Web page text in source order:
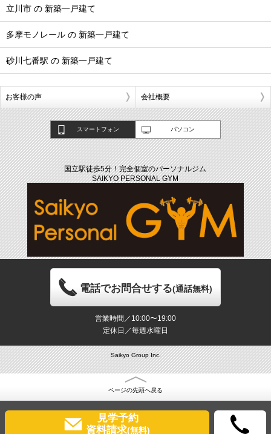
立川市 の 新築一戸建て
多摩モノレール の 新築一戸建て
砂川七番駅 の 新築一戸建て
お客様の声 会社概要
スマートフォン パソコン
国立駅徒歩5分！完全個室のパーソナルジム
SAIKYO PERSONAL GYM
電話でお問合せする(通話無料)
営業時間／10:00〜19:00
定休日／毎週水曜日
Saikyo Group Inc.
ページの先頭へ戻る
見学予約
資料請求(無料)